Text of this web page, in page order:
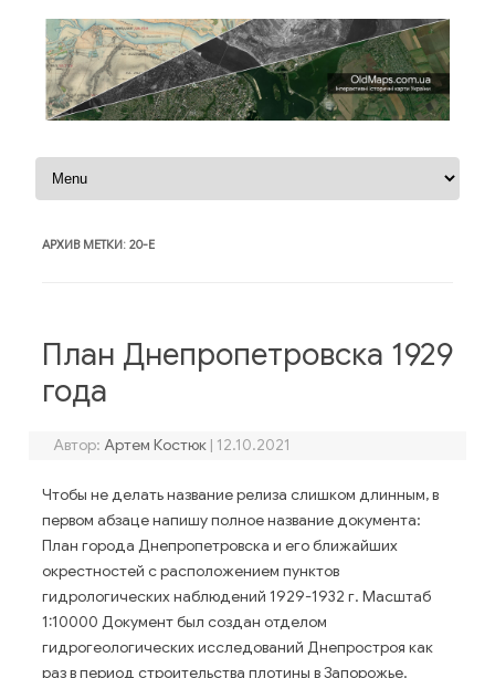
Перейти к содержимому
АРХИВ МЕТКИ: 20-Е
План Днепропетровска 1929
года
Автор: Артем Костюк | 12.10.2021
Чтобы не делать название релиза слишком длинным, в
первом абзаце напишу полное название документа:
План города Днепропетровска и его ближайших
окрестностей с расположением пунктов
гидрологических наблюдений 1929-1932 г. Масштаб
1:10000 Документ был создан отделом
гидрогеологических исследований Днепростроя как
раз в период строительства плотины в Запорожье.